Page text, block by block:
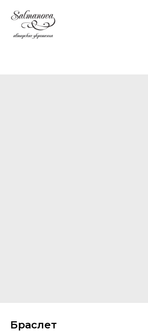
Браслет